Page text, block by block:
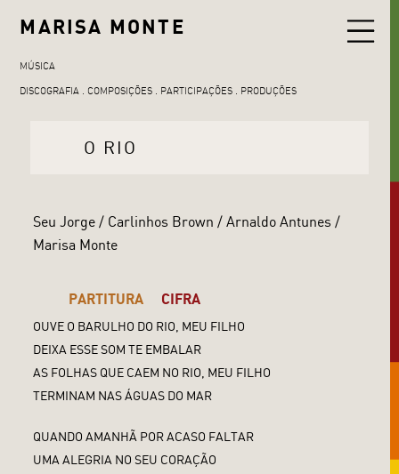
MARISA MONTE
MÚSICA
DISCOGRAFIA
COMPOSIÇÕES PARTICIPAÇÕES PRODUÇÕES
O RIO
Seu Jorge / Carlinhos Brown / Arnaldo Antunes /
Marisa Monte
PARTITURA CIFRA
OUVE O BARULHO DO RIO, MEU FILHO
DEIXA ESSE SOM TE EMBALAR
AS FOLHAS QUE CAEM NO RIO, MEU FILHO
TERMINAM NAS ÁGUAS DO MAR
QUANDO AMANHÃ POR ACASO FALTAR
UMA ALEGRIA NO SEU CORAÇÃO